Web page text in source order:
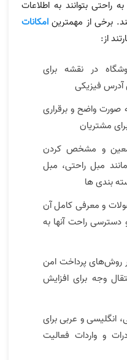
راحتی بتوانند به اطلاعات
برخی از مهمترین امکانات
از:
در نقشه برای
آدرس فیزیکی
صورت واضح و برقراری
مشتریان
و مشخص کردن
مبل راحتی، مبل
بندی ها
و معرفی کامل آن
راحت آنها به
روش‌های پرداخت امن
وجه برای افزایش
انگلیسی و عربی برای
و واردات فعالیت